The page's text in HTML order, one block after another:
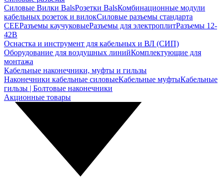
Силовые Вилки BalsРозетки BalsКомбинационные модули
кабельных розеток и вилокСиловые разъемы стандарта
CEEРазъемы каучуковыеРазъемы для электроплитРазъемы 12-
42В
Оснастка и инструмент для кабельных и ВЛ (СИП)
Оборудование для воздушных линийКомплектующие для
монтажа
Кабельные наконечники, муфты и гильзы
Наконечники кабельные силовыеКабельные муфтыКабельные
гильзы | Болтовые наконечники
Акционные товары